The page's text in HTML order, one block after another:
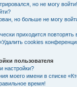
но не могу войти!
но больше не могу
приходится повторять
cookies
пользователя
настройки?
моего имени в списке
время!